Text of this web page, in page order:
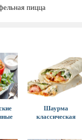
пицца
Шаурма
классическая